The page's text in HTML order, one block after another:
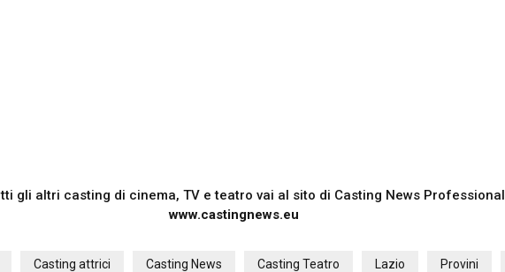
gli altri casting di cinema, TV e teatro vai al sito di Casting News Professional
www.castingnews.eu
Casting attrici Casting News Casting Teatro Lazio Provini